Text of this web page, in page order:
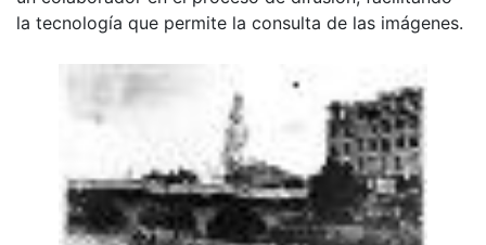
la tecnología que permite la consulta de las imágenes.